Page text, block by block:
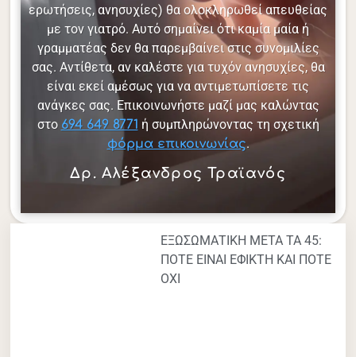
ερωτήσεις, ανησυχίες) θα ολοκληρωθεί απευθείας
με τον γιατρό. Αυτό σημαίνει ότι καμία μαία ή
γραμματέας δεν θα παρεμβαίνει στις συνομιλίες
σας. Αντίθετα, αν καλέστε για τυχόν ανησυχίες, θα
είναι εκεί αμέσως για να αντιμετωπίσετε τις
ανάγκες σας. Επικοινωνήστε μαζί μας καλώντας
στο 694 649 8771 ή συμπληρώνοντας τη σχετική
φόρμα επικοινωνίας.
Δρ. Αλέξανδρος Τραϊανός
ΕΞΩΣΩΜΑΤΙΚΗ ΜΕΤΑ ΤΑ 45:
ΠΟΤΕ ΕΙΝΑΙ ΕΦΙΚΤΗ ΚΑΙ ΠΟΤΕ
ΟΧΙ